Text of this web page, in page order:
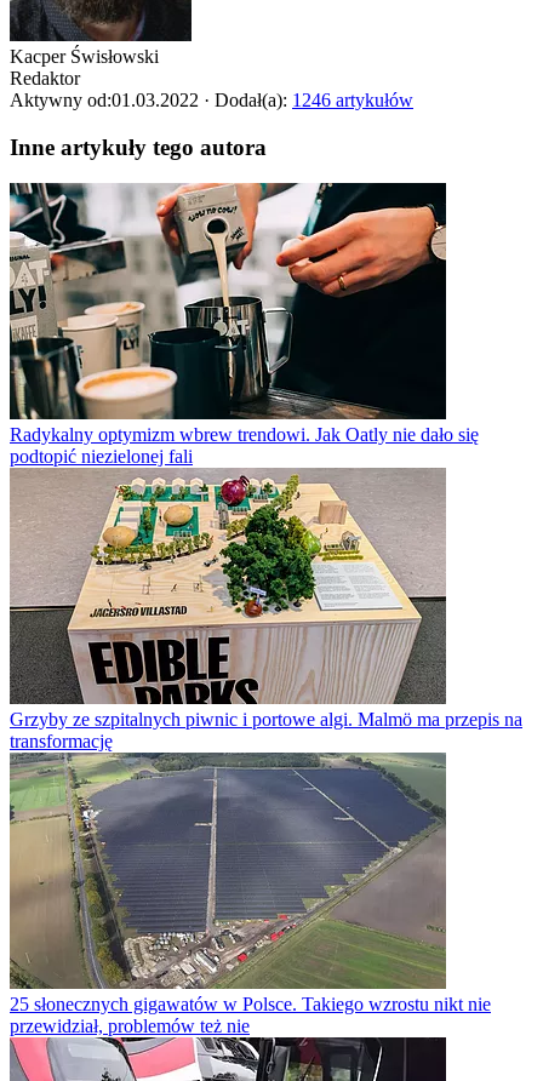
Kacper Świsło­wski
Redaktor
Aktywny od:01.03.2022 · Dodał(a): 1246 artykułów
Inne artykuły tego autora
Radykalny optymizm wbrew trendowi. Jak Oatly nie dało się
podtopić niezielonej fali
Grzyby ze szpitalnych piwnic i portowe algi. Malmö ma przepis na
transformację
25 słonecznych gigawatów w Polsce. Takiego wzrostu nikt nie
przewidział, problemów też nie